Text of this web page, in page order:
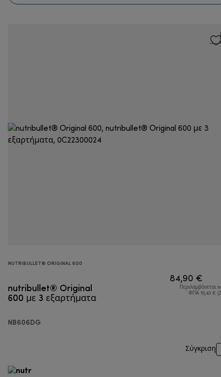
NUTRIBULLET® ORIGINAL 600
nutribullet® Original
600 με 3 εξαρτήματα
NB606DG
84,90 €
Περιλαμβάνεται
ΦΠΑ 16,43 €
Σύγκριση